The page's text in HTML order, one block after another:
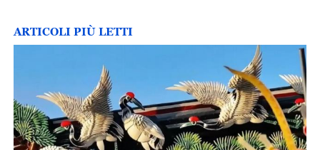
ARTICOLI PIÙ LETTI